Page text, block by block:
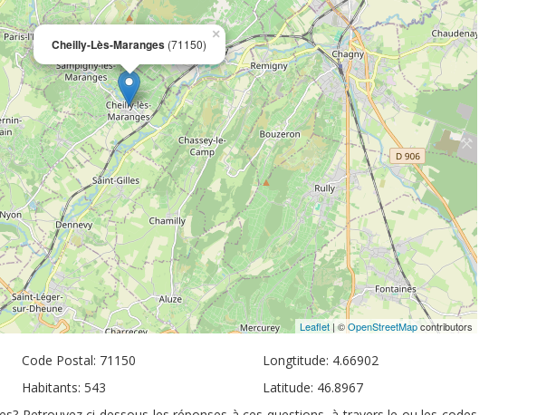
Cheilly-Lès-Maranges (71150)
×
Leaflet| ©OpenStreetMapcontributors
Code Postal: 71150
Habitants: 543
Longtitude: 4.66902
Latitude: 46.8967